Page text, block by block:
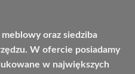
oraz siedziba
W ofercie posiadamy
w największych